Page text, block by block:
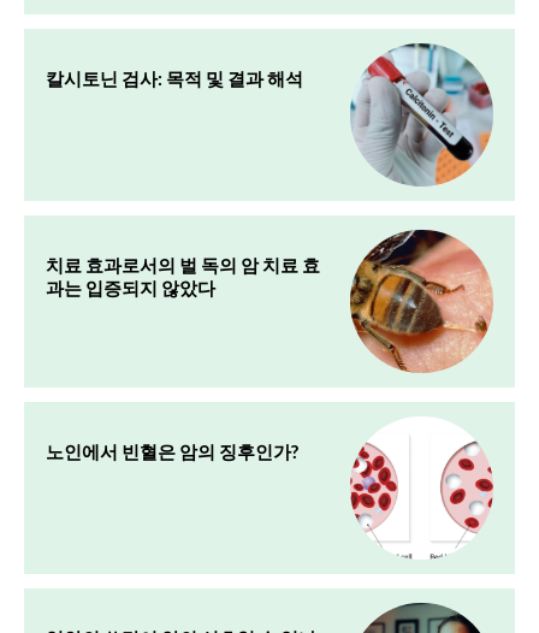
칼시토닌 검사: 목적 및 결과 해석
치료 효과로서의 벌 독의 암 치료 효
과는 입증되지 않았다
노인에서 빈혈은 암의 징후인가?